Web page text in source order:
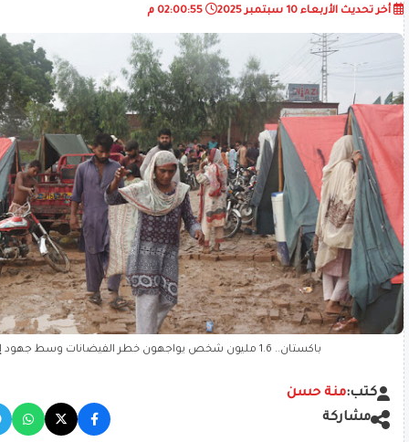
أخر تحديث الأربعاء 10 سبتمبر 2025
باكستان.. 1.6 مليون شخص يواجهون خطر الفيضانات وسط جهود إنقاذ عاجلة
كتب:منة حسن
مشاركة